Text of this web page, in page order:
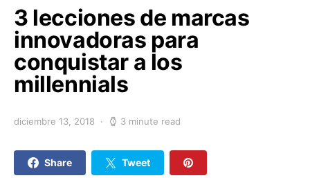
3 lecciones de marcas
innovadoras para
conquistar a los
millennials
diciembre 13, 2018 3 minute read
Share Tweet